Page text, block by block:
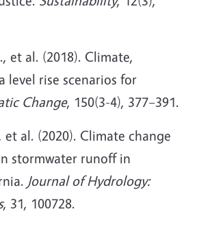
et al. (2018). Climate,
level rise scenarios for
Change, 150(3-4), 377–391.
et al. (2020). Climate change
stormwater runoff in
Journal of Hydrology:
, 31, 100728.